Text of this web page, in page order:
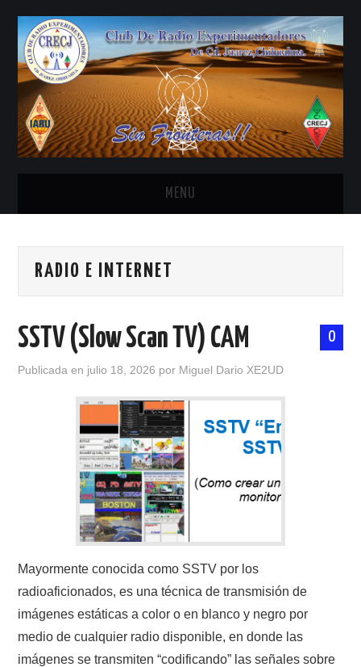
MENU
ANTENAS Y ACCESORIOS
BANDA CIVIL
CONTACTO
HISTORIA DE LA RADIO
IMÁGENES CRECJ
LA PULGA MERCANTE
LITERATURA DE LA RADIO
MIEMBROS ORIGINALES
MODOS DIGITALES
RADIO E INTERNET
0
SSTV (Slow Scan TV) CAM
Publicada en julio 18, 2026 por Miguel Dario XE2UD
Mayormente conocida como SSTV por los
radioaficionados, es una técnica de transmisión de
imágenes estáticas a color o en blanco y negro por
medio de cualquier radio disponible, en donde las
imágenes se transmiten “codificando” las señales sobre